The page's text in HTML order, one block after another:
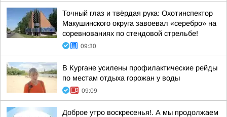
Точный глаз и твёрдая рука: Охотинспектор
Макушинского округа завоевал «серебро» на
соревнованиях по стендовой стрельбе!
09:30
В Кургане усилены профилактические рейды
по местам отдыха горожан у воды
09:09
Доброе утро воскресенья!. А мы продолжаем